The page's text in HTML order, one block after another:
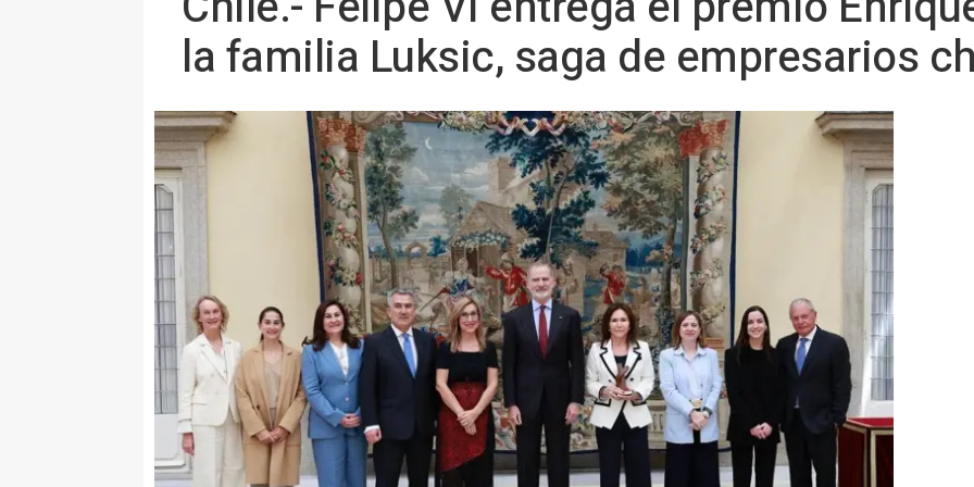
la familia Luksic, saga de empresarios